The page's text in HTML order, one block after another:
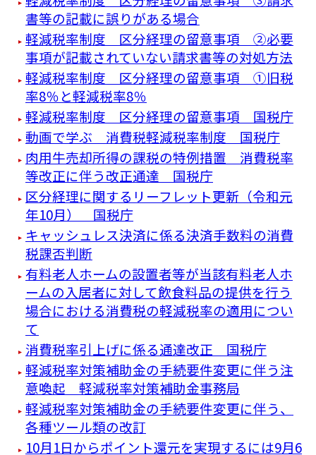
書等の記載に誤りがある場合
軽減税率制度 区分経理の留意事項 ②必要
事項が記載されていない請求書等の対処方法
軽減税率制度 区分経理の留意事項 ①旧税
率8％と軽減税率8％
軽減税率制度 区分経理の留意事項 国税庁
動画で学ぶ 消費税軽減税率制度 国税庁
肉用牛売却所得の課税の特例措置 消費税率
等改正に伴う改正通達 国税庁
区分経理に関するリーフレット更新（令和元
年10月） 国税庁
キャッシュレス決済に係る決済手数料の消費
税課否判断
有料老人ホームの設置者等が当該有料老人ホ
ームの入居者に対して飲食料品の提供を行う
場合における消費税の軽減税率の適用につい
て
消費税率引上げに係る通達改正 国税庁
軽減税率対策補助金の手続要件変更に伴う注
意喚起 軽減税率対策補助金事務局
軽減税率対策補助金の手続要件変更に伴う、
各種ツール類の改訂
10月1日からポイント還元を実現するには9月6